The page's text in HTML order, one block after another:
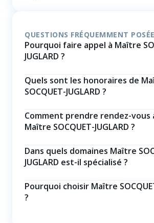
QUESTIONS FRÉQUEMMENT
Pourquoi faire appel à Maître
JUGLARD ?
Quels sont les honoraires de
SOCQUET-JUGLARD ?
Comment prendre rendez-vous
Maître SOCQUET-JUGLARD ?
Dans quels domaines Maître
JUGLARD est-il spécialisé ?
Pourquoi choisir Maître
?